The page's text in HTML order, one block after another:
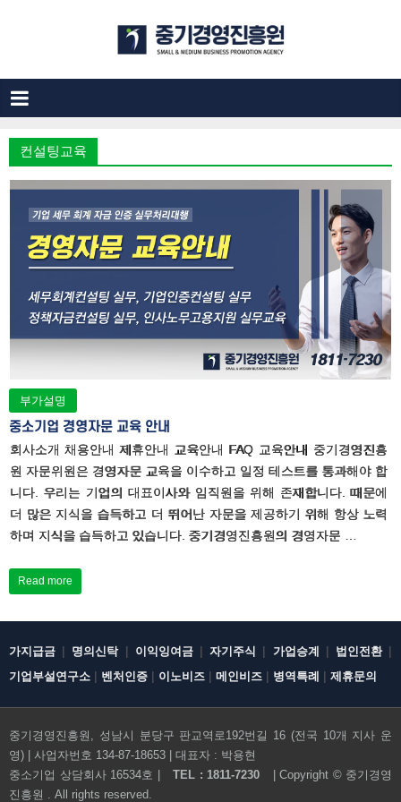
전화문의하기
컨설팅교육
부가설명
중소기업 경영자문 교육 안내
회사소개 채용안내 제휴안내 교육안내 FAQ 교육안내 중기경영진흥
원 자문위원은 경영자문 교육을 이수하고 일정 테스트를 통과해야 합
니다. 우리는 기업의 대표이사와 임직원을 위해 존재합니다. 때문에
더 많은 지식을 습득하고 더 뛰어난 자문을 제공하기 위해 항상 노력
하며 지식을 습득하고 있습니다. 중기경영진흥원의 경영자문 …
Read more
가지급금 | 명의신탁| 이익잉여금|자기주식 | 가업승계 | 법인전환|
기업부설연구소 | 벤처인증 | 이노비즈 | 메인비즈 | 병역특례 | 제휴문의
중기경영진흥원, 성남시 분당구 판교역로192번길 16 (전국 10개 지사 운
영) | 사업자번호 134-87-18653 | 대표자 : 박용현
중소기업 상담회사 16534호 |
TEL : 1811-7230 | Copyright © 중기경영
진흥원
. All rights reserved.